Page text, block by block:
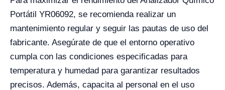
Portátil YR06092, se recomienda realizar un
mantenimiento regular y seguir las pautas de uso del
fabricante. Asegúrate de que el entorno operativo
cumpla con las condiciones especificadas para
temperatura y humedad para garantizar resultados
precisos. Además, capacita al personal en el uso